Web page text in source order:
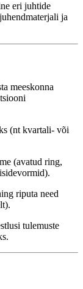
eri juhtide
ja
meeskonna
(nt kvartali- või
(avatud ring,
riputa need
tulemuste